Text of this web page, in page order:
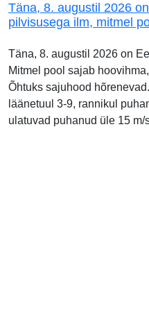
Täna, 8. augustil 2026
pilvisusega ilm, mitmel
Täna, 8. augustil 2026 on
Mitmel pool sajab
Õhtuks sajuhood
läänetuul 3-9, rannikul
ulatuvad puhanud üle 15 m/